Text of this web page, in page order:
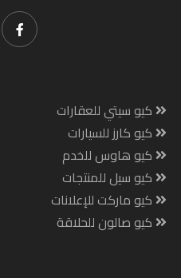
كيو سيتي للعقارات
كيو كارز للسيارات
كيو هاوس للخدم
كيو سيل للمنتجات
كيو ماركت للإعلانات
كيو صالون للحلاقة